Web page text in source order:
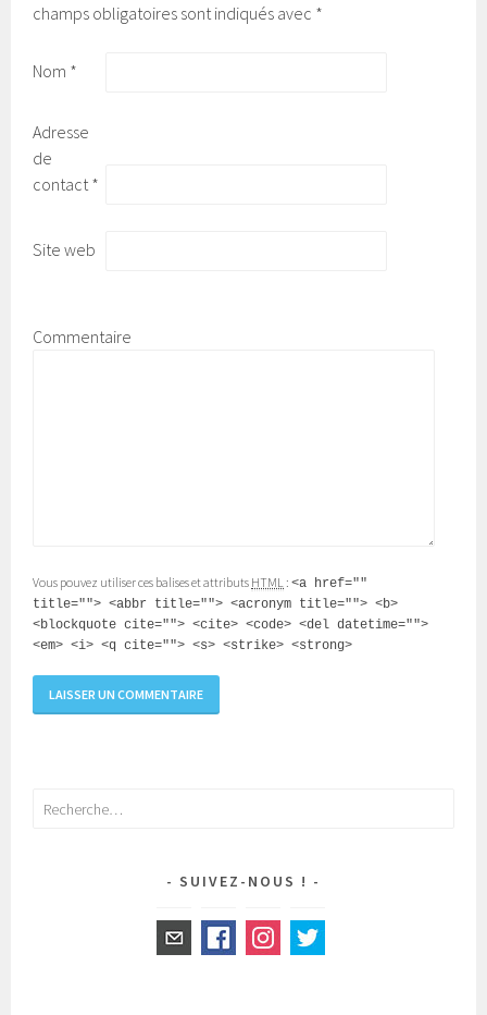
champs obligatoires sont indiqués avec *
Nom *
Adresse
de
contact *
Site web
Commentaire
Vous pouvez utiliser ces balises et attributs HTML :<a href=""
title=""> <abbr title=""> <acronym title=""> <b>
<blockquote cite=""> <cite> <code> <del datetime="">
<em> <i> <q cite=""> <s> <strike> <strong>
Rechercher :
SUIVEZ-NOUS !